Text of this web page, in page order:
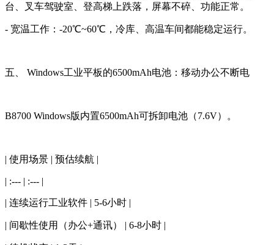
台、叉车驾驶室、登高梯上跌落，屏幕不碎、功能正常。
- 宽温工作：-20℃~60℃，冷库、高温车间都能稳定运行。
五、 Windows工业平板的6500mAh电池：移动办公不断电
B8700 Windows版内置6500mAh可拆卸电池（7.6V）。
| 使用场景 | 预估续航 |
| :--- | :--- |
| 连续运行工业软件 | 5-6小时 |
| 间歇性使用（办公+通讯） | 6-8小时 |